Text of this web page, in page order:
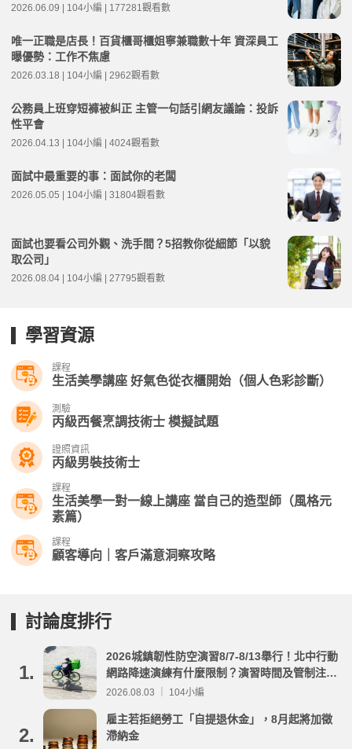
2026.06.09 | 104小編 | 177281觀看數
唯一正職是店長！百貨櫃哥櫃姐寧兼職數十年 資深員工
曝優勢：工作不焦慮
2026.03.18 | 104小編 | 2962觀看數
公務員上班穿短褲被糾正 主管一句話引網友議論：投訴
性平會
2026.04.13 | 104小編 | 4024觀看數
面試中最重要的事：面試你的老闆
2026.05.05 | 104小編 | 31804觀看數
面試也要看公司外觀、洗手間？5招教你從細節「以貌
取公司」
2026.08.04 | 104小編 | 27795觀看數
學習資源
課程
生活美學講座 好氣色從衣櫃開始（個人色彩診斷）
測驗
丙級西餐烹調技術士 模擬試題
證照資訊
丙級男裝技術士
課程
生活美學一對一線上講座 當自己的造型師（風格元
素篇）
課程
顧客導向｜客戶滿意洞察攻略
討論度排行
1.
2026城鎮韌性防空演習8/7-8/13舉行！北中行動
網路降速演練有什麼限制？演習時間及管制注意
事項整理
2026.08.03 ｜ 104小編
2.
雇主若拒絕勞工「自提退休金」，8月起將加徵
滯納金